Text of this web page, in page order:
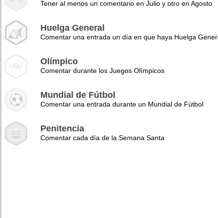
Tener al menos un comentario en Julio y otro en Agosto
Huelga General
Comentar una entrada un día en que haya Huelga
Olímpico
Comentar durante los Juegos Olímpicos
Mundial de Fútbol
Comentar una entrada durante un Mundial de Fútbol
Penitencia
Comentar cada día de la Semana Santa